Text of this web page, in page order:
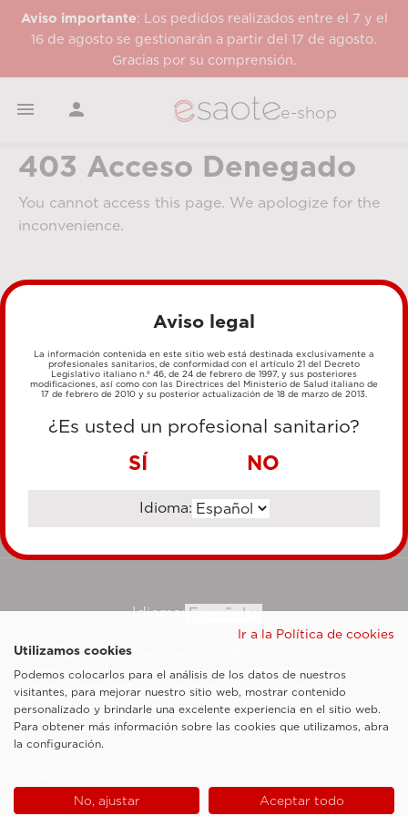
Aviso importante: Los pedidos realizados entre el 7 y el
16 de agosto se gestionarán a partir del 17 de agosto.
Gracias por su comprensión.
  e-shop
403 Acceso Denegado
You cannot access this page. We apologize for the
inconvenience.
MÉTODOS DE PAGO
TRANSFERENCIA BANCARIA
Idioma:
Esaote SpA ©2026 - Vat Code IT05131180969
Sociedad sujeta a la actividad de dirección y coordinación de Shanghai Luzi
Enterprise Management Consultancy Center (Limited Partnership)
Notas legales
Cookie Policy
Aviso legal
La información contenida en este sitio web está destinada exclusivamente a
profesionales sanitarios, de conformidad con el artículo 21 del Decreto
Legislativo italiano n.º 46, de 24 de febrero de 1997, y sus posteriores
modificaciones, así como con las Directrices del Ministerio de Salud italiano de
17 de febrero de 2010 y su posterior actualización de 18 de marzo de 2013.
¿Es usted un profesional sanitario?
SÍ NO
Idioma:
Ir a la Política de cookies
Utilizamos cookies
Podemos colocarlos para el análisis de los datos de nuestros
visitantes, para mejorar nuestro sitio web, mostrar contenido
personalizado y brindarle una excelente experiencia en el sitio web.
Para obtener más información sobre las cookies que utilizamos, abra
la configuración.
No, ajustar Aceptar todo